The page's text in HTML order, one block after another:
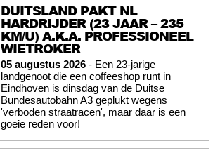
DUITSLAND PAKT NL
HARDRIJDER (23 JAAR – 235
KM/U) A.K.A. PROFESSIONEEL
WIETROKER
05 augustus 2026 - Een 23-jarige
landgenoot die een coffeeshop runt in
Eindhoven is dinsdag van de Duitse
Bundesautobahn A3 geplukt wegens
'verboden straatracen', maar daar is een
goeie reden voor!